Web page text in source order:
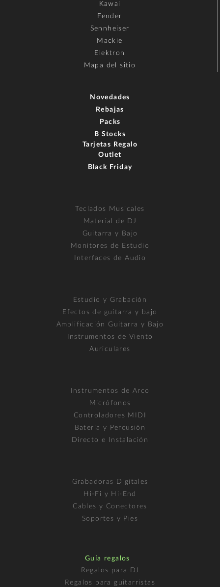
Kawai
Fender
Sennheiser
Mackie
Elektron
Mapa del sitio
Novedades
Rebajas
Packs
B Stocks
Tarjetas Regalo
Outlet
Black Friday
Teclados Musicales
Material de DJ
Guitarra y Bajo
Monitores de Estudio
Interfaces de Audio
Estudio y Grabación
Efectos de guitarra y bajo
Amplificación Guitarra y Bajo
Instrumentos de Viento
Auriculares
Instrumentos de Arco
Micrófonos
Controladores MIDI
Batería y Percusión
Directo e Instalación
Grabadoras Digitales
Hi-Fi y Hi-End
Cables y Conectores
Soportes y Pies
Guía regalos
Regalos para DJ
Regalos para guitarristas